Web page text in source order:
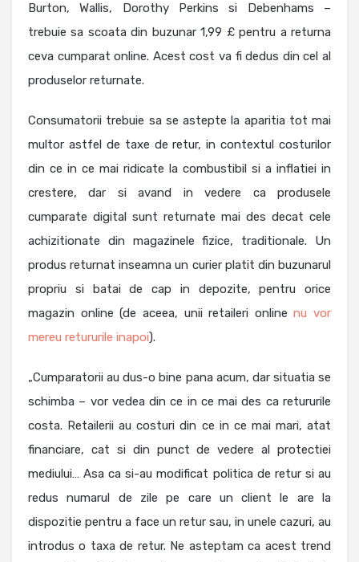
Burton, Wallis, Dorothy Perkins si Debenhams –
trebuie sa scoata din buzunar 1,99 £ pentru a returna
ceva cumparat online. Acest cost va fi dedus din cel al
produselor returnate.
Consumatorii trebuie sa se astepte la aparitia tot mai
multor astfel de taxe de retur, in contextul costurilor
din ce in ce mai ridicate la combustibil si a inflatiei in
crestere, dar si avand in vedere ca produsele
cumparate digital sunt returnate mai des decat cele
achizitionate din magazinele fizice, traditionale. Un
produs returnat inseamna un curier platit din buzunarul
propriu si batai de cap in depozite, pentru orice
magazin online (de aceea, unii retaileri onlinenu vor
mereu retururile inapoi).
„Cumparatorii au dus-o bine pana acum, dar situatia se
schimba – vor vedea din ce in ce mai des ca retururile
costa. Retailerii au costuri din ce in ce mai mari, atat
financiare, cat si din punct de vedere al protectiei
mediului… Asa ca si-au modificat politica de retur si au
redus numarul de zile pe care un client le are la
dispozitie pentru a face un retur sau, in unele cazuri, au
introdus o taxa de retur. Ne asteptam ca acest trend